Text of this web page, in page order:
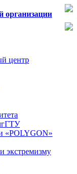
организации
центр
«POLYGON»
экстремизму